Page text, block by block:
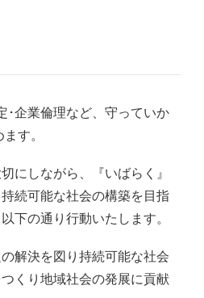
･企業倫理など、守っていか
す。
にしながら、『いばらく』
続可能な社会の構築を目指
下の通り行動いたします。
解決を図り持続可能な社会
くり地域社会の発展に貢献